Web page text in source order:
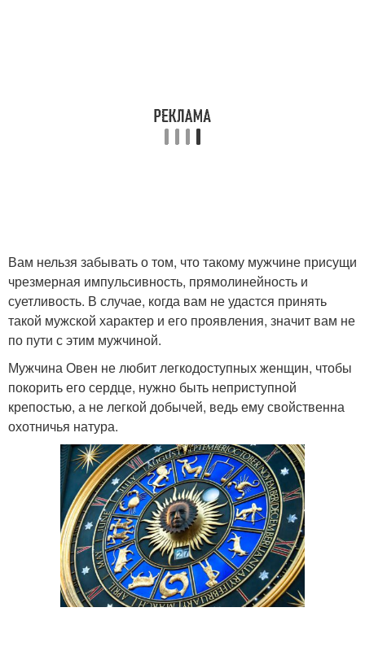
Вам нельзя забывать о том, что такому мужчине присущи
чрезмерная импульсивность, прямолинейность и
суетливость. В случае, когда вам не удастся принять
такой мужской характер и его проявления, значит вам не
по пути с этим мужчиной.
Мужчина Овен не любит легкодоступных женщин, чтобы
покорить его сердце, нужно быть неприступной
крепостью, а не легкой добычей, ведь ему свойственна
охотничья натура.